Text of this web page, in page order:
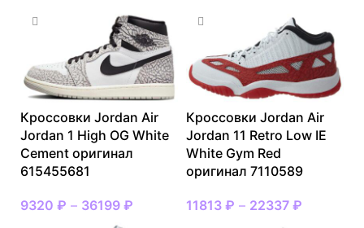
Кроссовки Jordan Air
Jordan 1 High OG White
Cement оригинал
615455681
9320 ₽ – 36199 ₽
Кроссовки Jordan Air
Jordan 11 Retro Low IE
White Gym Red
оригинал 7110589
11813 ₽ – 22337 ₽